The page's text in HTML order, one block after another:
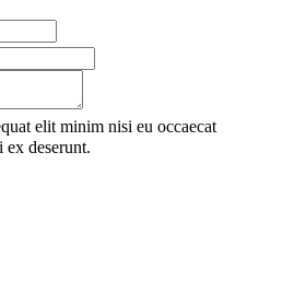
elit minim nisi eu occaecat
ex deserunt.